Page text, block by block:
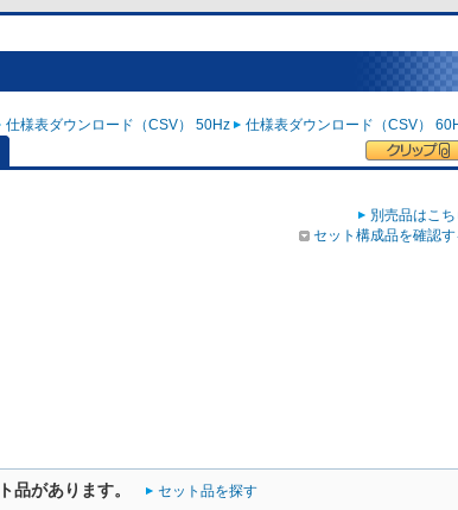
仕様表ダウンロード（CSV） 50Hz 仕様表ダウンロード（CSV）
別売品はこち
セット構成品を確認す
品があります。 セット品を探す